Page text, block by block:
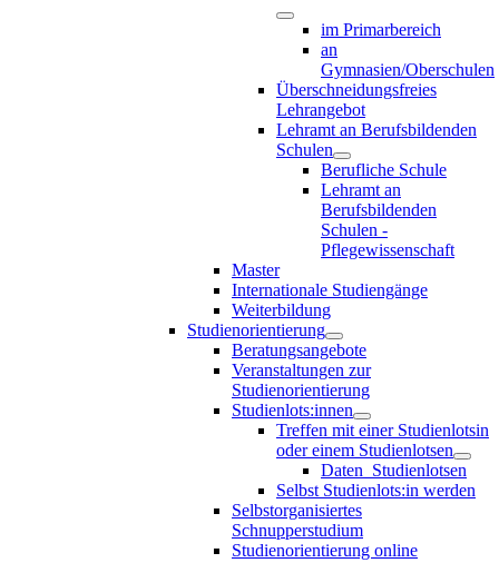
im Primarbereich
an
Gymnasien/Oberschulen
Überschneidungsfreies
Lehrangebot
Lehramt an Berufsbildenden
Schulen
Berufliche Schule
Lehramt an
Berufsbildenden
Schulen -
Pflegewissenschaft
Master
Internationale Studiengänge
Weiterbildung
Studienorientierung
Beratungsangebote
Veranstaltungen zur
Studienorientierung
Studienlots:innen
Treffen mit einer Studienlotsin
oder einem Studienlotsen
Daten_Studienlotsen
Selbst Studienlots:in werden
Selbstorganisiertes
Schnupperstudium
Studienorientierung online